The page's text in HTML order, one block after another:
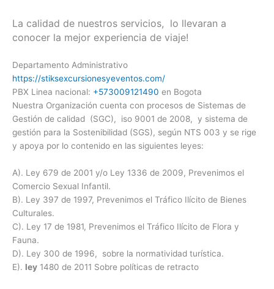
La calidad de nuestros servicios, lo llevaran a
conocer la mejor experiencia de viaje!
Departamento Administrativo
https://stiksexcursionesyeventos.com/
PBX Linea nacional: +573009121490 en Bogota
Nuestra Organización cuenta con procesos de Sistemas de
Gestión de calidad (SGC), iso 9001 de 2008, y sistema de
gestión para la Sostenibilidad (SGS), según NTS 003 y se rige
y apoya por lo contenido en las siguientes leyes:
A). Ley 679 de 2001 y/o Ley 1336 de 2009, Prevenimos el
Comercio Sexual Infantil.
B). Ley 397 de 1997, Prevenimos el Tráfico Ilícito de Bienes
Culturales.
C). Ley 17 de 1981, Prevenimos el Tráfico Ilícito de Flora y
Fauna.
D). Ley 300 de 1996, sobre la normatividad turística.
E). ley 1480 de 2011 Sobre políticas de retracto